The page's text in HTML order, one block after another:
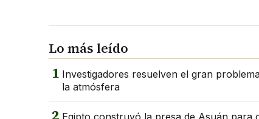
Lo más leído
1 Investigadores resuelven el gran
la atmósfera